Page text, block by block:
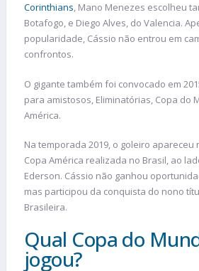
Corinthians, Mano Menezes escolheu
Botafogo, e Diego Alves, do Valencia.
popularidade, Cássio não entrou em
confrontos.
O gigante também foi convocado em
para amistosos, Eliminatórias, Copa do
América.
Na temporada 2019, o goleiro apareceu
Copa América realizada no Brasil, ao
Ederson. Cássio não ganhou
mas participou da conquista do nono
Brasileira.
Qual Copa do
jogou?